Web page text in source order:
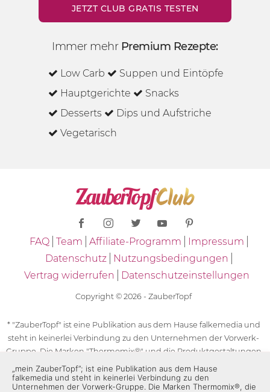
JETZT CLUB GRATIS TESTEN
Immer mehr Premium Rezepte:
Low Carb
Suppen und Eintöpfe
Hauptgerichte
Snacks
Desserts
Dips und Aufstriche
Vegetarisch
FAQ Team Affiliate-Programm
Impressum
Datenschutz
Nutzungsbedingungen
Vertrag widerrufen
Datenschutzeinstellungen
Copyright © 2026 - ZauberTopf
* "ZauberTopf" ist eine Publikation aus dem Hause falkemedia und
steht in keinerlei Verbindung zu den Unternehmen der Vorwerk-
Gruppe. Die Marken "Thermomix®" und die Produktgestaltungen
des "Thermomix®" sind eingetragene Marken der Unternehmen
der Vorwerk-Gruppe. Die Marken Thermomix®, die Zeichen TM5®,
„mein ZauberTopf”; ist eine Publikation aus dem Hause
falkemedia und steht in keinerlei Verbindung zu den
Unternehmen der Vorwerk-Gruppe. Die Marken Thermomix®, die